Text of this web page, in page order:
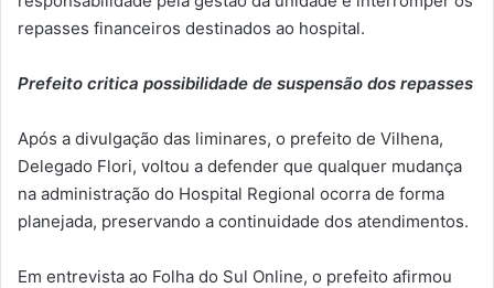
repasses financeiros destinados ao hospital.
Prefeito critica possibilidade de suspensão dos repasses
Após a divulgação das liminares, o prefeito de Vilhena,
Delegado Flori, voltou a defender que qualquer mudança
na administração do Hospital Regional ocorra de forma
planejada, preservando a continuidade dos atendimentos.
Em entrevista ao Folha do Sul Online, o prefeito afirmou